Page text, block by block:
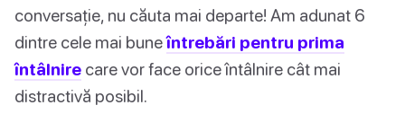
conversație, nu căuta mai departe! Am adunat 6
dintre cele mai buneîntrebări pentru prima
întâlnire care vor face orice întâlnire cât mai
distractivă posibil.